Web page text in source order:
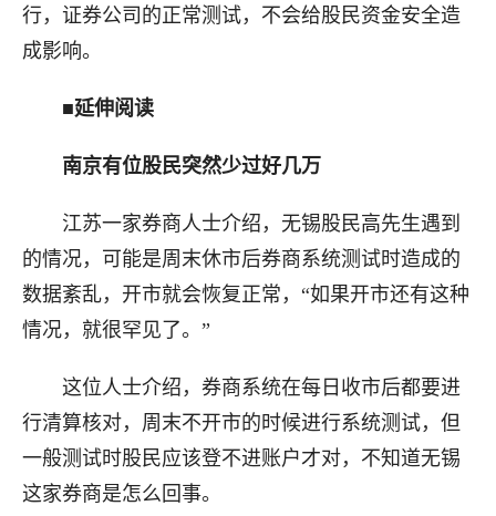
行，证券公司的正常测试，不会给股民资金安全造
成影响。
■延伸阅读
南京有位股民突然少过好几万
江苏一家券商人士介绍，无锡股民高先生遇到
的情况，可能是周末休市后券商系统测试时造成的
数据紊乱，开市就会恢复正常，“如果开市还有这种
情况，就很罕见了。”
这位人士介绍，券商系统在每日收市后都要进
行清算核对，周末不开市的时候进行系统测试，但
一般测试时股民应该登不进账户才对，不知道无锡
这家券商是怎么回事。